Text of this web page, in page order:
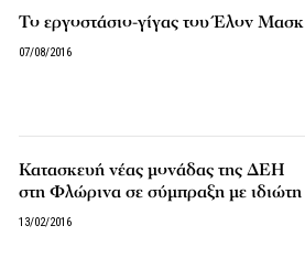
Το εργοστάσιο-γίγας του Έλον Μασκ
07/08/2016
Κατασκευή νέας μονάδας της ΔΕΗ
στη Φλώρινα σε σύμπραξη με ιδιώτη
13/02/2016